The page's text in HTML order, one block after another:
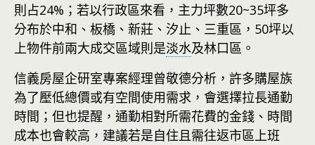
則占24%；若以行政區來看，主力坪數20~35坪多
分布於中和、板橋、新莊、汐止、三重區，50坪以
上物件前兩大成交區域則是淡水及林口區。
信義房屋企研室專案經理曾敬德分析，許多購屋族
為了壓低總價或有空間使用需求，會選擇拉長通勤
時間；但也提醒，通勤相對所需花費的金錢、時間
成本也會較高，建議若是自住且需往返市區上班